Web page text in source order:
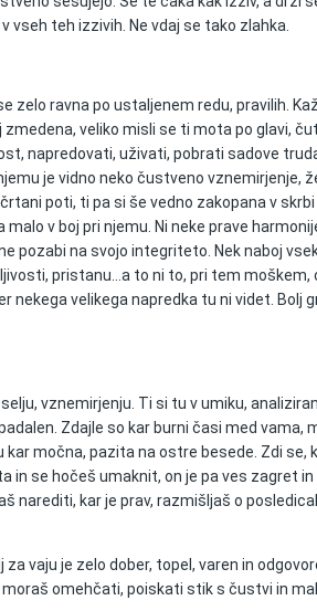
vseh teh izzivih. Ne vdaj se tako zlahka.
ravna po ustaljenem redu, pravilih.
veliko misli se ti mota po glavi,
napredovati, uživati, pobrati sadove
je vidno neko čustveno vznemirjenje,
poti, ti pa si še vedno zakopana v
v boj pri njemu. Ni neke prave
pozabi na svojo integriteto. Nek naboj
pristanu…a to ni to, pri tem moškem,
velikega napredka tu ni videt. Bolj
vznemirjenju. Ti si tu v umiku,
Zdajle so kar burni časi med vama,
močna, pazita na ostre besede. Zdi
se hočeš umaknit, on je pa ves zagret in
kar je prav, razmišljaš o
vaju je zelo dober, topel, varen in
omehčati, poiskati stik s čustvi in